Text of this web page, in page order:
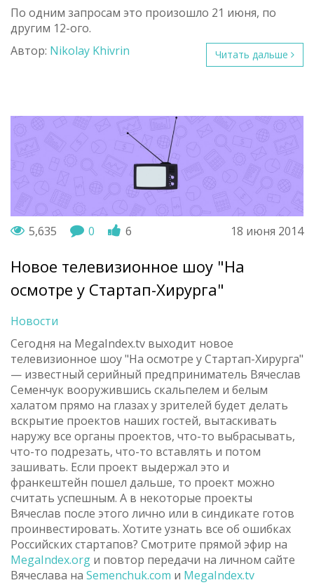
По одним запросам это произошло 21 июня, по
другим 12-ого.
Читать дальше
Автор: Nikolay Khivrin
18 июня 2014
5,635 0 6
Новое телевизионное шоу "На
осмотре у Cтартап-Хирурга"
Новости
Сегодня на MegaIndex.tv выходит новое
телевизионное шоу "На осмотре у Cтартап-Хирурга"
— известный серийный предприниматель Вячеслав
Семенчук вооружившись скальпелем и белым
халатом прямо на глазах у зрителей будет делать
вскрытие проектов наших гостей, вытаскивать
наружу все органы проектов, что-то выбрасывать,
что-то подрезать, что-то вставлять и потом
зашивать. Если проект выдержал это и
франкештейн пошел дальше, то проект можно
считать успешным. А в некоторые проекты
Вячеслав после этого лично или в синдикате готов
проинвестировать. Хотите узнать все об ошибках
Российских стартапов? Смотрите прямой эфир на
MegaIndex.org и повтор передачи на личном сайте
Вячеслава на Semenchuk.com и MegaIndex.tv